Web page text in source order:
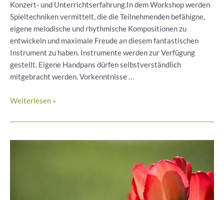
Konzert- und Unterrichtserfahrung.In dem Workshop werden
Spieltechniken vermittelt, die die Teilnehmenden befähigne,
eigene melodische und rhythmische Kompositionen zu
entwickeln und maximale Freude an diesem fantastischen
Instrument zu haben. Instrumente werden zur Verfügung
gestellt. Eigene Handpans dürfen selbstverständlich
mitgebracht werden. Vorkenntnisse …
Handpan
24.8.25
Weiterlesen »